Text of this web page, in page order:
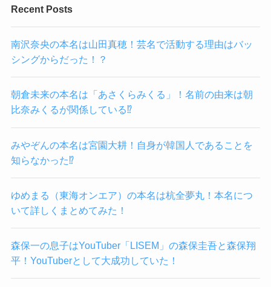
Recent Posts
南沢奈央の本名は山田真穂！芸名で活動する理由はバッ
シングからだった！？
朝倉未来の本名は「あさくらみくる」！名前の由来は朝
比奈みくるが関係している⁉
みやぞんの本名は宮園大耕！自身が韓国人であることを
知らなかった⁉
ゆめまる（東海オンエア）の本名は杭全夢丸！本名につ
いて詳しくまとめてみた！
森保一の息子はYouTuber「LISEM」の森保圭吾と森保翔
平！YouTuberとして大成功していた！